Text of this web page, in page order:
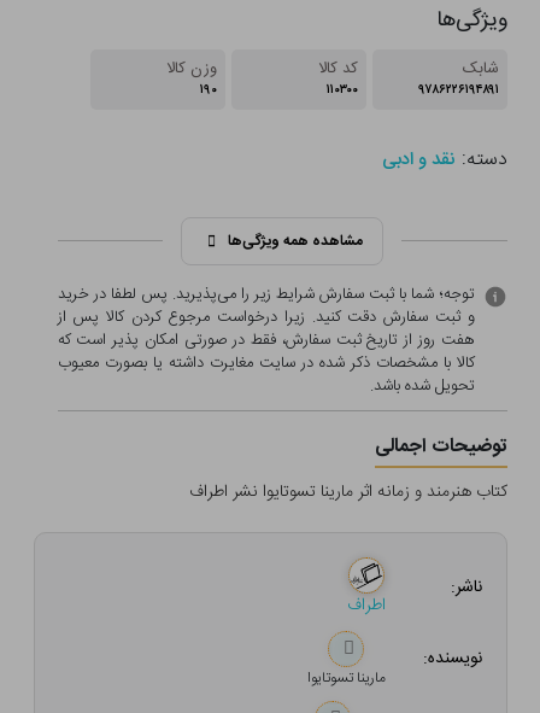
ویژگی‌ها
شابک
۹۷۸۶۲۲۶۱۹۴۸۹۱
کد کالا
۱۱۰۳۰۰
وزن کالا
۱۹۰
دسته: نقد و ادبی
مشاهده همه ویژگی‌ها
توجه؛ شما با ثبت سفارش شرایط زیر را می‌پذیرید. پس لطفا در خرید
و ثبت سفارش دقت کنید. زیرا درخواست مرجوع کردن کالا پس از
هفت روز از تاریخ ثبت سفارش، فقط در صورتی امکان پذیر است که
کالا با مشخصات ذکر شده در سایت مغایرت داشته یا بصورت معيوب
تحویل شده باشد.
توضیحات اجمالی
کتاب هنرمند و زمانه اثر مارینا تسوتایوا نشر اطراف
ناشر:
اطراف
نویسنده:
مارینا تسوتایوا